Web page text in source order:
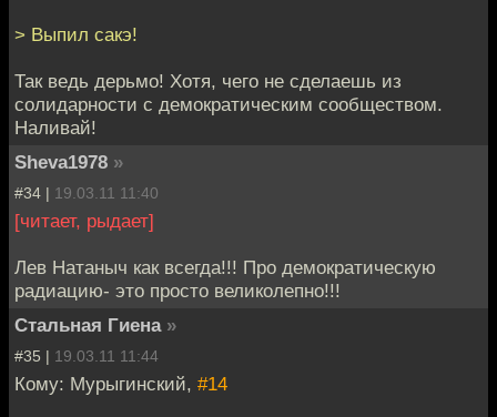
> Выпил сакэ!
Так ведь дерьмо! Хотя, чего не сделаешь из
солидарности с демократическим сообществом.
Наливай!
Sheva1978 »
#34 | 19.03.11 11:40
[читает, рыдает]
Лев Натаныч как всегда!!! Про демократическую
радиацию- это просто великолепно!!!
Стальная Гиена »
#35 | 19.03.11 11:44
Кому: Мурыгинский, #14